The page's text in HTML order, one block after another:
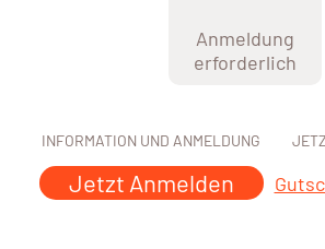
Anmeldung
erforderlich
INFORMATION UND ANMELDUNG
Jetzt Anmelden